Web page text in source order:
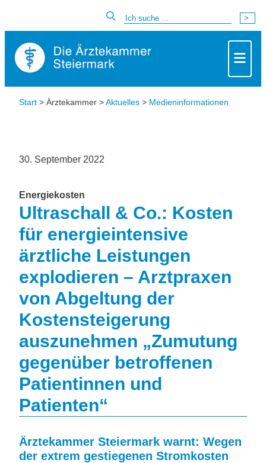
Start > Ärztekammer >Aktuelles > Medieninformationen
30. September 2022
Energiekosten
Ultraschall & Co.: Kosten
für energieintensive
ärztliche Leistungen
explodieren – Arztpraxen
von Abgeltung der
Kostensteigerung
auszunehmen „Zumutung
gegenüber betroffenen
Patientinnen und
Patienten“
Ärztekammer Steiermark warnt: Wegen
der extrem gestiegenen Stromkosten